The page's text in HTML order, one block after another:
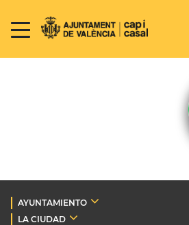
AYUNTAMIENTO
LA CIUDAD